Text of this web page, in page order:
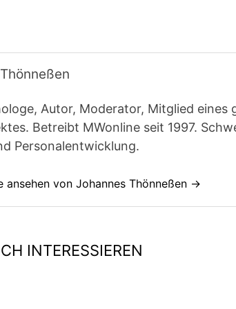
Autor, Moderator, Mitglied eines
Betreibt MWonline seit 1997.
Personalentwicklung.
ansehen von Johannes Thönneßen →
INTERESSIEREN